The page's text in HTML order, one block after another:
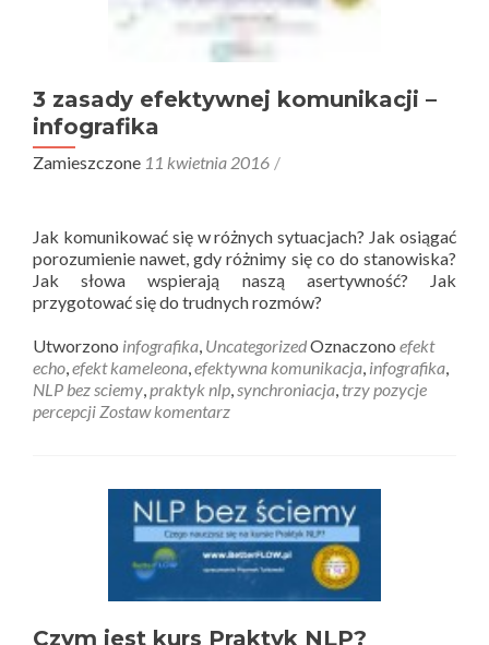
3 zasady efektywnej komunikacji –
infografika
Zamieszczone 11 kwietnia 2016
Jak komunikować się w różnych sytuacjach? Jak osiągać
porozumienie nawet, gdy różnimy się co do stanowiska?
Jak słowa wspierają naszą asertywność? Jak
przygotować się do trudnych rozmów?
Utworzono infografika, UncategorizedOznaczono efekt
echo,efekt kameleona,efektywna komunikacja, infografika,
NLP bez sciemy,praktyk nlp,synchroniacja, trzy pozycje
percepcji Zostaw komentarz
Czym jest kurs Praktyk NLP?